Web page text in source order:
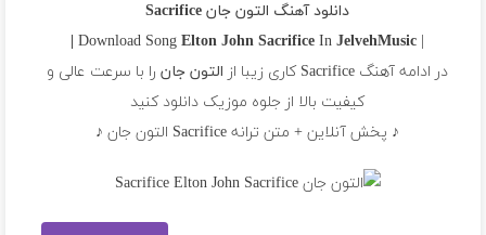
دانلود آهنگ التون جان Sacrifice
| Download Song
Elton John Sacrifice InJelvehMusic |
در ادامه آهنگ Sacrifice کاری زیبا از
التون جانرا با سرعت عالی و
کیفیت بالا از جلوه موزیک دانلود کنید
♪ پخش آنلاین + متن ترانه Sacrifice التون جان ♪